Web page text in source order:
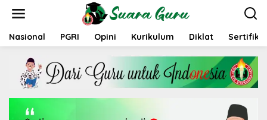
t
Nasional PGRI Opini Kurikulum Diklat